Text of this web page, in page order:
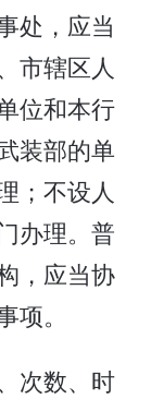
处，应当
市辖区人
位和本行
装部的单
；不设人
办理。普
，应当协
。
次数、时